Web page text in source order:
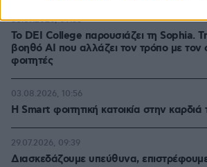
Το DEI College παρουσιάζει τη Sophia.
βοηθό AI που αλλάζει τον τρόπο με τον
φοιτητές
30.07.2026, 09:33
Η Smart φοιτητική κατοικία στην
03.08.2026, 10:56
Διασκεδάζουμε υπεύθυνα,
29.07.2026, 09:39